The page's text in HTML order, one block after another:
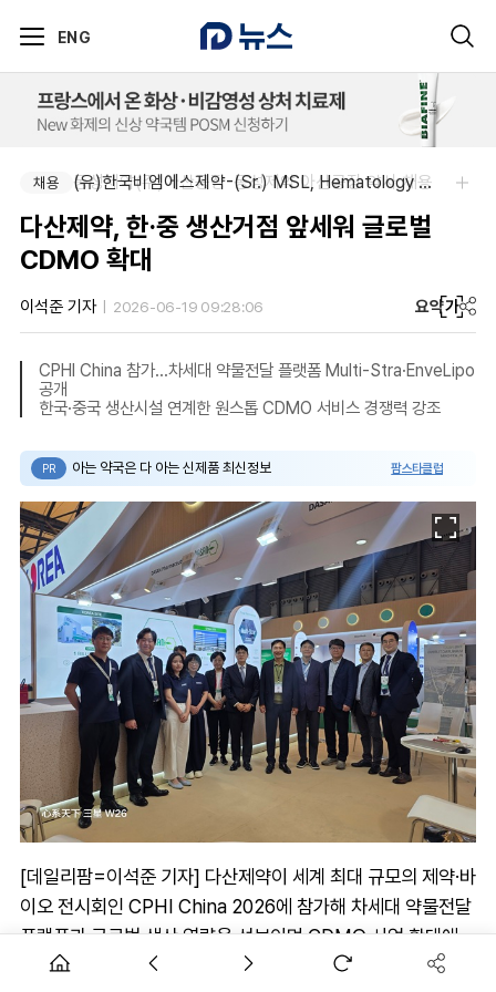
ENG
채용 동성제약(주)아산공장-동성제약 아산공장 약사 채용
채용 (유)한국비엠에스제약-(Sr.) MSL, Hematology (Permanent)
다산제약, 한·중 생산거점 앞세워 글로벌
CDMO 확대
이석준 기자 2026-06-19 09:28:06 요약가
CPHI China 참가…차세대 약물전달 플랫폼 Multi-Stra·EnveLipo
공개
한국·중국 생산시설 연계한 원스톱 CDMO 서비스 경쟁력 강조
PR 아는 약국은 다 아는 신제품 최신정보 팜스타클럽
[데일리팜=이석준 기자] 다산제약이 세계 최대 규모의 제약·바
이오 전시회인 CPHI China 2026에 참가해 차세대 약물전달
플랫폼과 글로벌 생산 역량을 선보이며 CDMO 사업 확대에
나섰다.